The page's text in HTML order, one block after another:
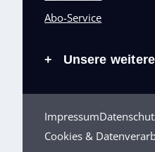
Abo-Service
+ Unsere
Impressum
Cookies &